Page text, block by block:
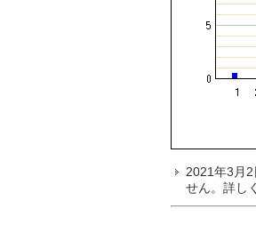
2021年3月
せん。詳し